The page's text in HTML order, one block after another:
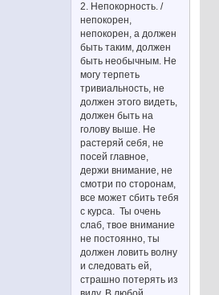
2. Непокорность. /
непокорен,
непокорен, а должен
быть таким, должен
быть необычным. Не
могу терпеть
тривиальность, не
должен этого видеть,
должен быть на
голову выше. Не
растеряй себя, не
посей главное,
держи внимание, не
смотри по сторонам,
все может сбить тебя
с курса. Ты очень
слаб, твое внимание
не постоянно, ты
должен ловить волну
и следовать ей,
страшно потерять из